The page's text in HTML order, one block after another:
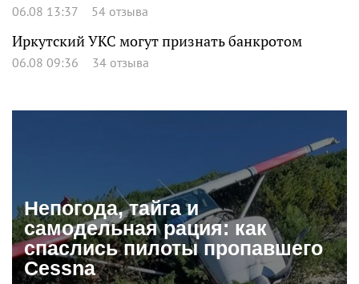
06.08 13:37 54 отзыва
Иркутский УКС могут признать банкротом
06.08 09:36 34 отзыва
Непогода, тайга и
самодельная рация: как
спаслись пилоты пропавшего
Cessna